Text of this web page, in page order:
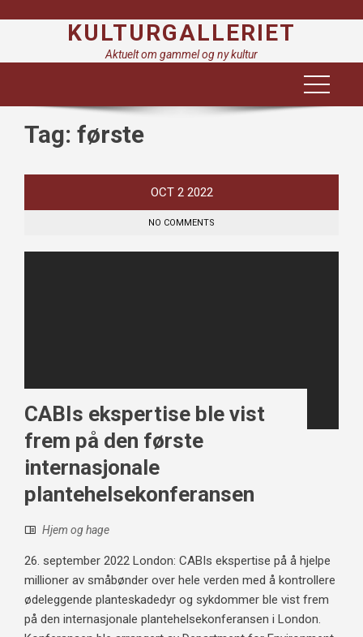
KULTURGALLERIET
Aktuelt om gammel og ny kultur
Tag: første
OCT 2 2022
NO COMMENTS
CABIs ekspertise ble vist
frem på den første
internasjonale
plantehelsekonferansen
Hjem og hage
26. september 2022 London: CABIs ekspertise på å hjelpe
millioner av småbønder over hele verden med å kontrollere
ødeleggende planteskadedyr og sykdommer ble vist frem
på den internasjonale plantehelsekonferansen i London.